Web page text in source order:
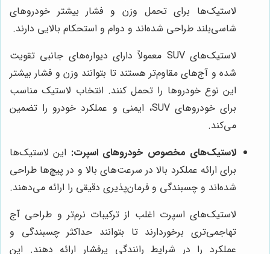
لاستیک‌ها برای تحمل وزن و فشار بیشتر خودروهای
شاسی‌بلند طراحی شده‌اند و دوام و استحکام بالایی دارند.
لاستیک‌های SUV معمولاً دارای دیواره‌های جانبی تقویت
شده و آج‌های مقاوم‌تر هستند تا بتوانند وزن و فشار بیشتر
این نوع خودروها را تحمل کنند. انتخاب لاستیک مناسب
برای خودروهای SUV، ایمنی و عملکرد خودرو را تضمین
می‌کند.
لاستیک‌های مخصوص خودروهای اسپرت: این لاستیک‌ها
برای ارائه عملکرد بالا در سرعت‌های بالا و در پیچ‌ها طراحی
شده‌اند و چسبندگی و فرمان‌پذیری دقیقی را ارائه می‌دهند.
لاستیک‌های اسپرت اغلب از ترکیبات نرم‌تر و طراحی آج
تهاجمی‌تری برخوردارند تا بتوانند حداکثر چسبندگی و
عملکرد را در شرایط رانندگی پرفشار ارائه دهند. این